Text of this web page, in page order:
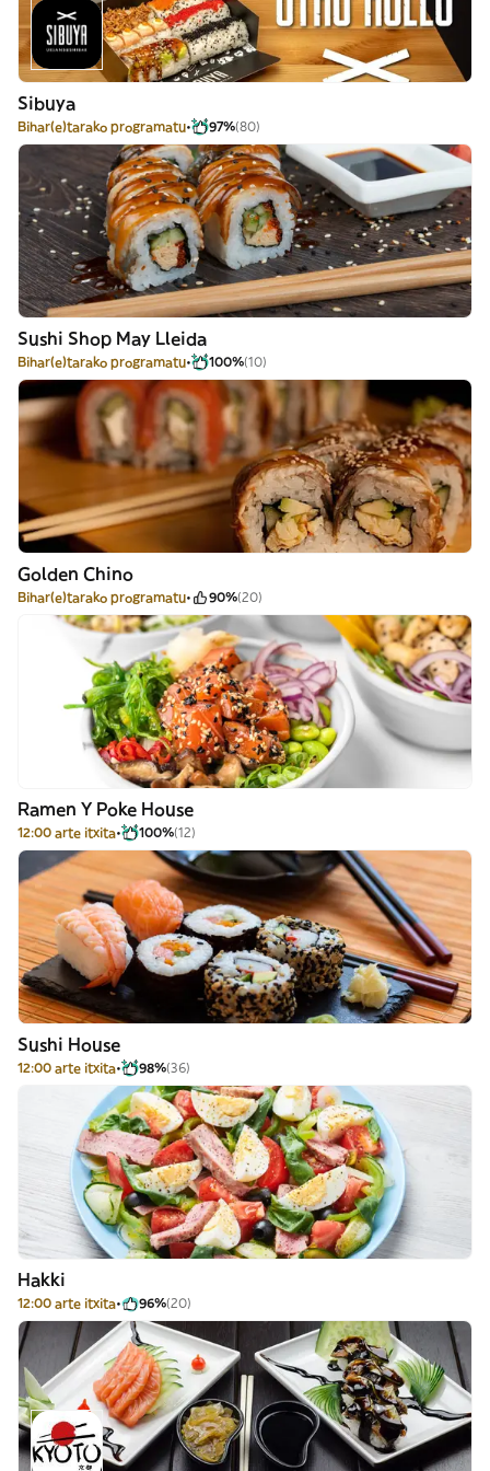
Sibuya
Bihar(e)tarako programatu 97%(80)
Sushi Shop May Lleida
Bihar(e)tarako programatu 100%(10)
Golden Chino
Bihar(e)tarako programatu 90%(20)
Ramen Y Poke House
12:00 arte itxita 100%(12)
Sushi House
12:00 arte itxita 98%(36)
Hakki
12:00 arte itxita 96%(20)